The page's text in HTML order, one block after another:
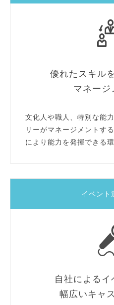
優れたスキル
マネージ
文化人や職人、特別な能
リーがマネージメントす
により能力を発揮できる
イベント
自社による
幅広いキャ